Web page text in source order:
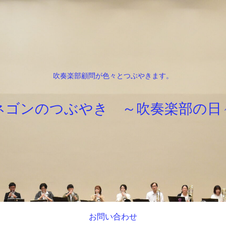
吹奏楽部顧問が色々とつぶやきます。
ゴンのつぶやき ～吹奏楽部の日
お問い合わせ